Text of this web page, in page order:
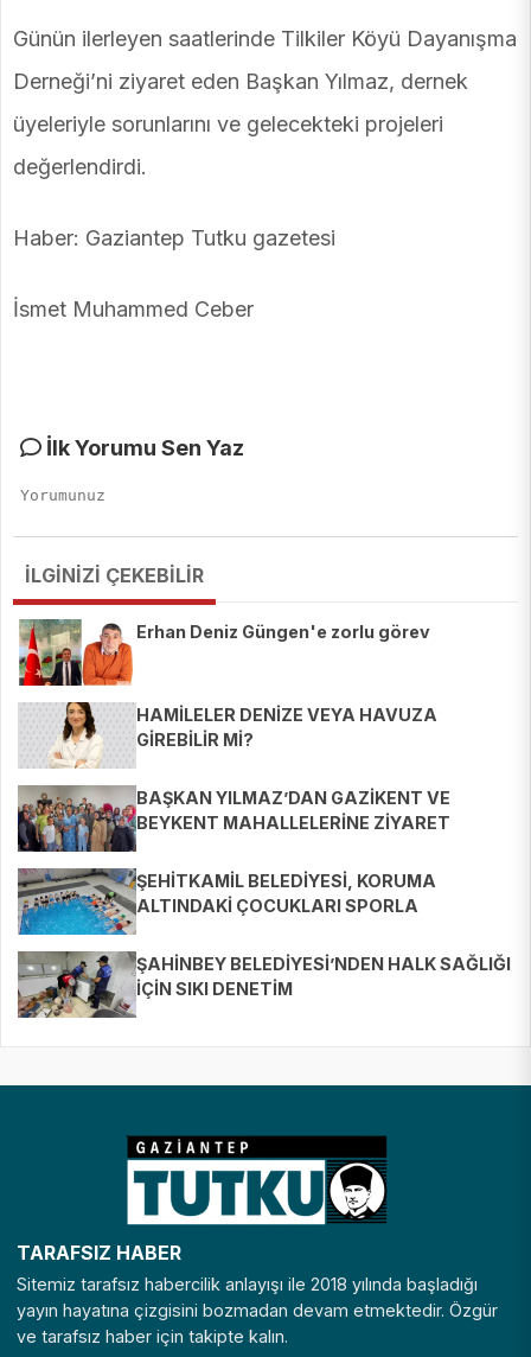
Günün ilerleyen saatlerinde Tilkiler Köyü Dayanışma
Derneği’ni ziyaret eden Başkan Yılmaz, dernek
üyeleriyle sorunlarını ve gelecekteki projeleri
değerlendirdi.
Haber: Gaziantep Tutku gazetesi
İsmet Muhammed Ceber
İlk Yorumu Sen Yaz
İLGİNİZİ ÇEKEBİLİR
Erhan Deniz Güngen'e zorlu görev
HAMİLELER DENİZE VEYA HAVUZA
GİREBİLİR Mİ?
BAŞKAN YILMAZ’DAN GAZİKENT VE
BEYKENT MAHALLELERİNE ZİYARET
ŞEHİTKAMİL BELEDİYESİ, KORUMA
ALTINDAKİ ÇOCUKLARI SPORLA
ŞAHİNBEY BELEDİYESİ’NDEN HALK SAĞLIĞI
İÇİN SIKI DENETİM
TARAFSIZ HABER
Sitemiz tarafsız habercilik anlayışı ile 2018 yılında başladığı
yayın hayatına çizgisini bozmadan devam etmektedir. Özgür
ve tarafsız haber için takipte kalın.